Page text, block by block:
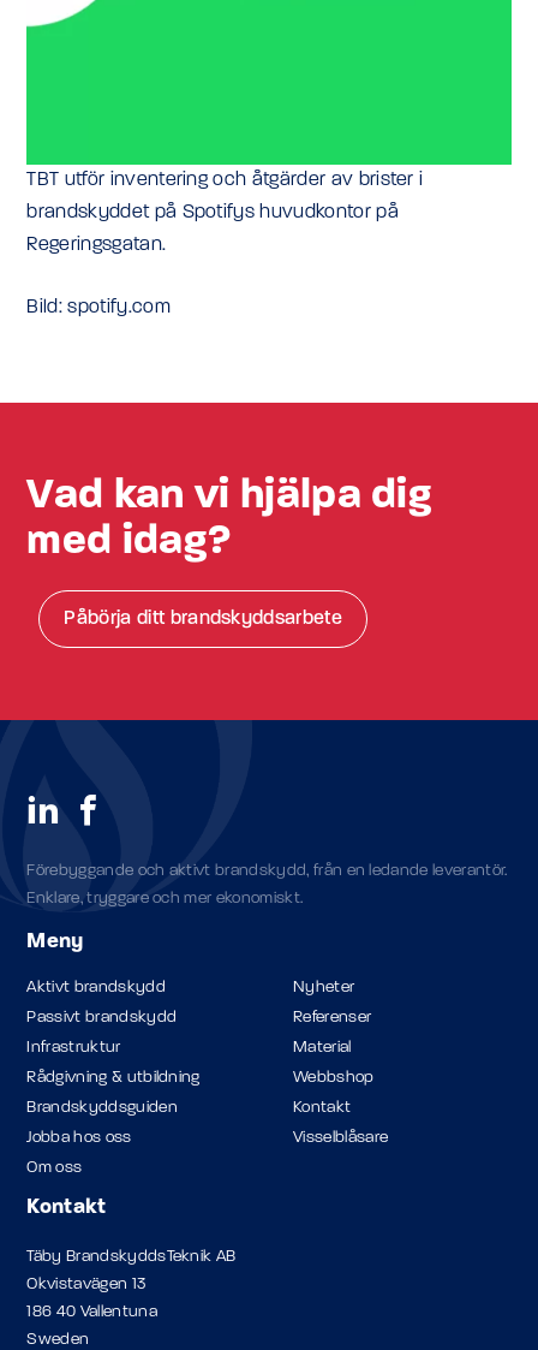
TBT utför inventering och åtgärder av brister i
brandskyddet på Spotifys huvudkontor på
Regeringsgatan.
Bild: spotify.com
Vad kan vi hjälpa dig
med idag?
Påbörja ditt brandskyddsarbete
Förebyggande och aktivt brandskydd, från en ledande leverantör.
Enklare, tryggare och mer ekonomiskt.
Meny
Aktivt brandskydd
Passivt brandskydd
Infrastruktur
Rådgivning & utbildning
Brandskyddsguiden
Jobba hos oss
Om oss
Nyheter
Referenser
Material
Webbshop
Kontakt
Visselblåsare
Kontakt
Täby BrandskyddsTeknik AB
Okvistavägen 13
186 40 Vallentuna
Sweden